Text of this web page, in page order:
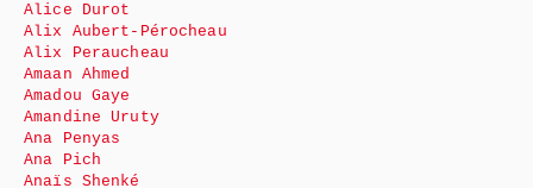
Alice Durot
Alix Aubert-Pérocheau
Alix Peraucheau
Amaan Ahmed
Amadou Gaye
Amandine Uruty
Ana Penyas
Ana Pich
Anaïs Shenké